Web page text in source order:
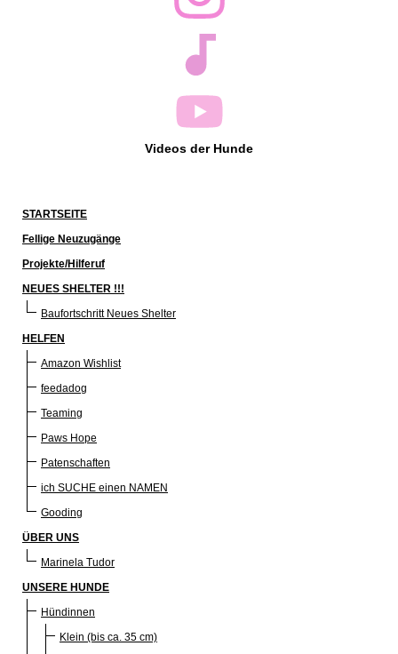
Videos der Hunde
STARTSEITE
Fellige Neuzugänge
Projekte/Hilferuf
NEUES SHELTER !!!
Baufortschritt Neues Shelter
HELFEN
Amazon Wishlist
feedadog
Teaming
Paws Hope
Patenschaften
ich SUCHE einen NAMEN
Gooding
ÜBER UNS
Marinela Tudor
UNSERE HUNDE
Hündinnen
Klein (bis ca. 35 cm)